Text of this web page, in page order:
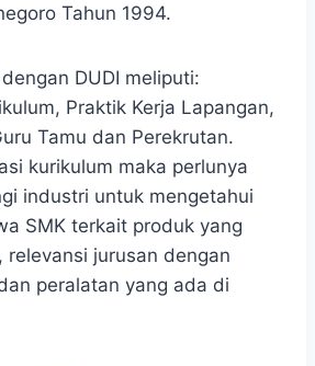
Tahun 1994.
DUDI meliputi:
Praktik Kerja Lapangan,
Tamu dan Perekrutan.
kurikulum maka perlunya
industri untuk mengetahui
SMK terkait produk yang
relevansi jurusan dengan
peralatan yang ada di